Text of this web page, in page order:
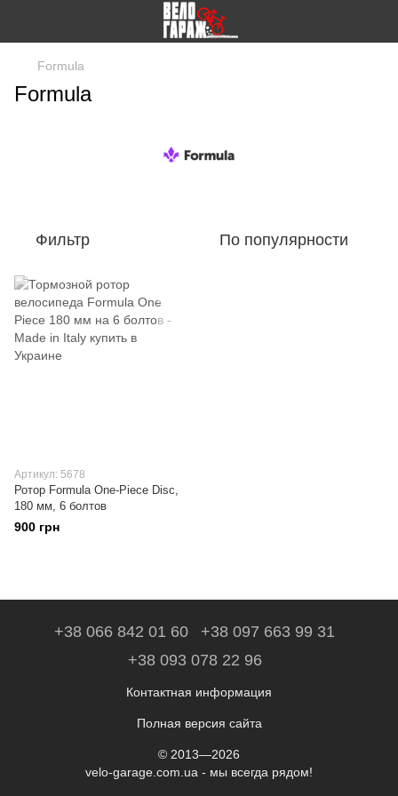
Formula
Formula
Фильтр По популярности
Артикул: 5678
Ротор Formula One-Piece Disc,
180 мм, 6 болтов
900 грн
+38 066 842 01 60
+38 097 663 99 31
+38 093 078 22 96
Контактная информация
Полная версия сайта
© 2013—2026
velo-garage.com.ua - мы всегда рядом!